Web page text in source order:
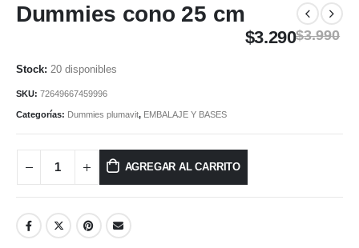
Dummies cono 25 cm
$3.990
$3.290
20 disponibles
SKU: 72649667459996
Categorías: Dummies plumavit, EMBALAJE Y BASES
AGREGAR AL CARRITO